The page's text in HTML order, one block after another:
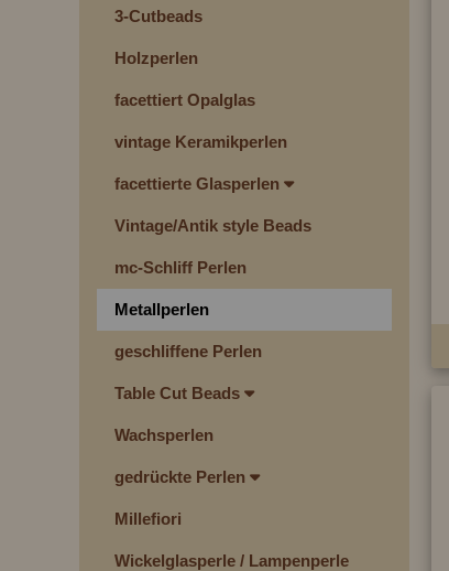
3-Cutbeads
Holzperlen
facettiert Opalglas
vintage Keramikperlen
facettierte Glasperlen
Vintage/Antik style Beads
mc-Schliff Perlen
Metallperlen
geschliffene Perlen
Table Cut Beads
Wachsperlen
gedrückte Perlen
Millefiori
Wickelglasperle / Lampenperle